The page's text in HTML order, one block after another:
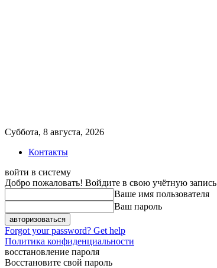
Суббота, 8 августа, 2026
Контакты
войти в систему
Добро пожаловать! Войдите в свою учётную запись
Ваше имя пользователя
Ваш пароль
Forgot your password? Get help
Политика конфиденциальности
восстановление пароля
Восстановите свой пароль